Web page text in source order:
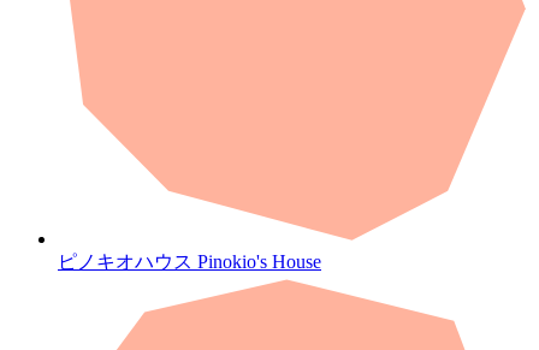
ピノキオハウス Pinokio's House